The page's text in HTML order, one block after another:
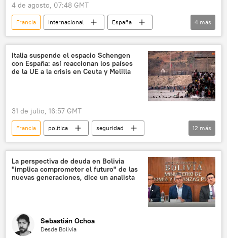
4 de agosto, 07:48 GMT
Francia Internacional
España
Comisión Europea
medioambiente
incendio
ola de calor
4 más
Italia suspende el espacio Schengen
con España: así reaccionan los países
de la UE a la crisis en Ceuta y Melilla
31 de julio, 16:57 GMT
Francia política
seguridad
Giorgia Meloni
España
Ceuta
Italia
Melilla
Marruecos
📰 Crisis migratoria en Europa
migración
Schengen
12 más
La perspectiva de deuda en Bolivia
"implica comprometer el futuro" de las
nuevas generaciones, dice un analista
Sebastián Ochoa
Desde Bolivia